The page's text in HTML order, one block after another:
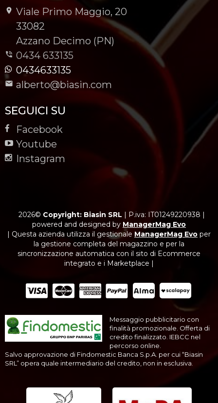
Viale Primo Maggio, 20
-
33082
-
Azzano Decimo (PN)
0434 633135
0434633135
alberto@biasin.com
SEGUICI SU
Facebook
Youtube
Instagram
2026© Copyright: Biasin SRL | P.iva: IT01249220938 |
powered and designed by ManagerMag Evo
| Questa azienda utilizza il gestionale ManagerMag Evo per
la gestione completa del magazzino e per la
sincronizzazione automatica con il sito di Ecommerce
integrato e i Marketplace |
Messaggio pubblicitario con
finalità promozionale. Offerta di
credito finalizzato. IEBCC nel
percorso online.
Salvo approvazione di Findomestic Banca S.p.A. per cui “Biasin
SRL” opera quale intermediario del credito, non in esclusiva.